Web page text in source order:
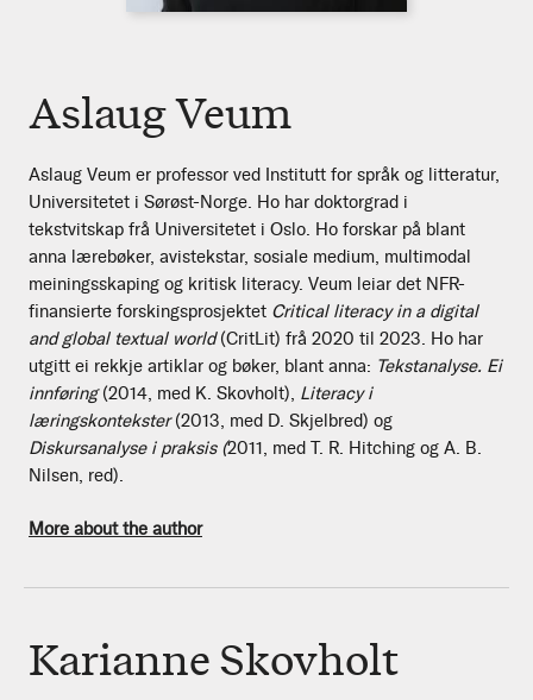
Aslaug Veum
Aslaug Veum er professor ved Institutt for språk og litteratur,
Universitetet i Sørøst-Norge. Ho har doktorgrad i
tekstvitskap frå Universitetet i Oslo. Ho forskar på blant
anna lærebøker, avistekstar, sosiale medium, multimodal
meiningsskaping og kritisk literacy. Veum leiar det NFR-
finansierte forskingsprosjektet Critical literacy in a digital
and global textual world(CritLit) frå 2020 til 2023. Ho har
utgitt ei rekkje artiklar og bøker, blant anna: Tekstanalyse. Ei
innføring(2014, med K. Skovholt), Literacy i
læringskontekster(2013, med D. Skjelbred) og
Diskursanalyse i praksis (2011, med T. R. Hitching og A. B.
Nilsen, red).
More about the author
Karianne Skovholt